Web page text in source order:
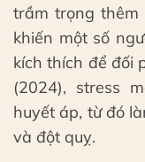
trầm trọng thêm
khiến một số
kích thích để đối
(2024), stress
huyết áp, từ đó
và đột quỵ.